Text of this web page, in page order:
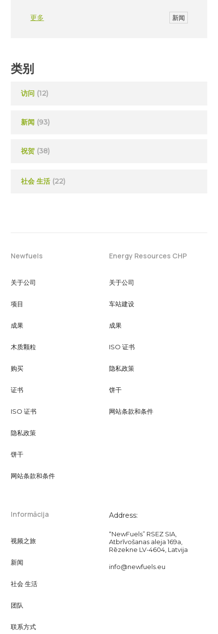
更多 新闻
类别
访问 (12)
新闻 (93)
祝贺 (38)
社会 生活 (22)
Newfuels
关于公司
项目
成果
木质颗粒
购买
证书
ISO 证书
隐私政策
饼干
网站条款和条件
Energy Resources CHP
关于公司
车站建设
成果
ISO 证书
隐私政策
饼干
网站条款和条件
Informācija
视频之旅
新闻
社会 生活
团队
联系方式
Address:
“NewFuels” RSEZ SIA,
Atbrīvošanas aleja 169a,
Rēzekne LV-4604, Latvija
info@newfuels.eu